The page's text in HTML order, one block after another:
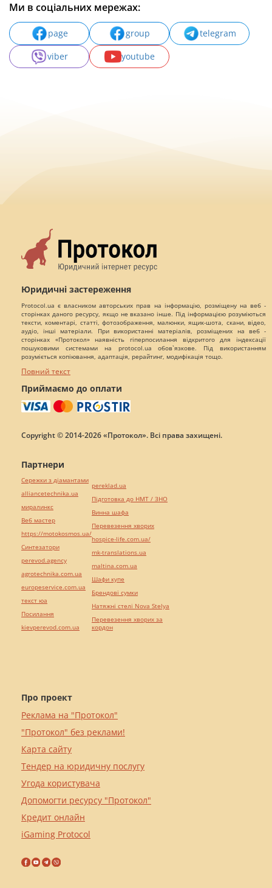
Ми в соціальних мережах:
page group
telegram
viber
youtube
Юридичні застереження
Protocol.ua є власником авторських прав на інформацію, розміщену на веб -
сторінках даного ресурсу, якщо не вказано інше. Під інформацією розуміються
тексти, коментарі, статті, фотозображення, малюнки, ящик-шота, скани, відео,
аудіо, інші матеріали. При використанні матеріалів, розміщених на веб -
сторінках «Протокол» наявність гіперпосилання відкритого для індексації
пошуковими системами на protocol.ua обов`язкове. Під використанням
розуміється копіювання, адаптація, рерайтинг, модифікація тощо.
Повний текст
Приймаємо до оплати
Copyright © 2014-2026 «Протокол». Всі права захищені.
Про проект
Реклама на "Протокол"
"Протокол" без реклами!
Карта сайту
Тендер на юридичну послугу
Угода користувача
Допомогти ресурсу "Протокол"
Кредит онлайн
iGaming Protocol
Партнери
Сережки з діамантами
alliancetechnika.ua
миралинкс
Веб мастер
https://motokosmos.ua/
Синтезатори
perevod.agency
agrotechnika.com.ua
europeservice.com.ua
текст юа
Посилання
kievperevod.com.ua
pereklad.ua
Підготовка до НМТ / ЗНО
Винна шафа
Перевезення хворих
hospice-life.com.ua/
mk-translations.ua
maltina.com.ua
Шафи купе
Брендові сумки
Натяжні стелі Nova Stelya
Перевезення хворих за
кордон